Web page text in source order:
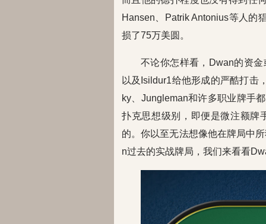
Hansen、Patrik Antonius等人的
损了75万美圆。
不论你怎样看，Dwan的资
以及Isildur1给他形成的严酷打击
ky、Jungleman和许多职业牌手
扑克思想级别，即便是微注额牌
的。你以至无法想像他在牌局中
n过去的实战牌局，我们来看看